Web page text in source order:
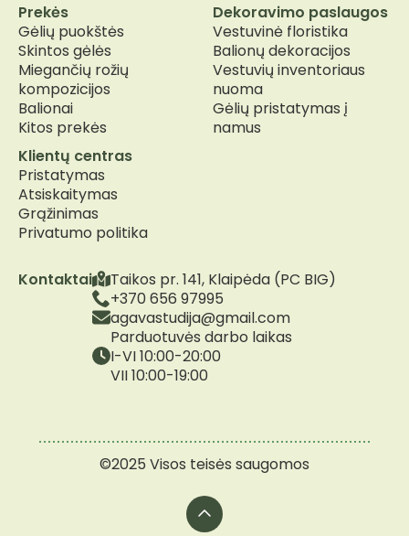
Kontaktai
Taikos pr. 141, Klaipėda (PC BIG)
+370 656 97995
agavastudija@gmail.com
Parduotuvės darbo laikas
I-VI 10:00-20:00
VII 10:00-19:00
Prekės
Gėlių puokštės
Skintos gėlės
Miegančių rožių
kompozicijos
Balionai
Kitos prekės
Dekoravimo paslaugos
Vestuvinė floristika
Balionų dekoracijos
Vestuvių inventoriaus
nuoma
Gėlių pristatymas į
namus
Klientų centras
Pristatymas
Atsiskaitymas
Grąžinimas
Privatumo politika
©2025 Visos teisės saugomos